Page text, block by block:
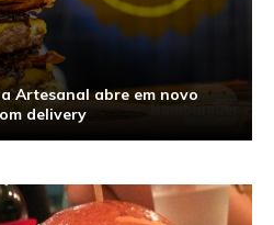
Artesanal abre em novo
delivery